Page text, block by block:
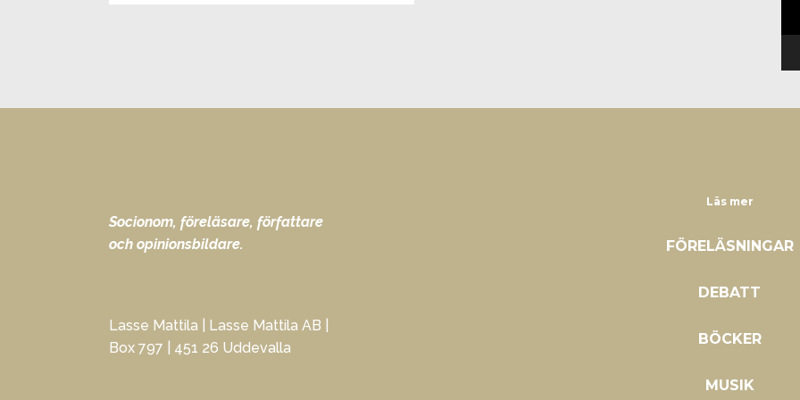
Socionom, föreläsare, författare
och opinionsbildare.
Lasse Mattila | Lasse Mattila AB |
Box 797 | 451 26 Uddevalla
Läs mer
FÖRELÄSNINGAR
DEBATT
BÖCKER
MUSIK